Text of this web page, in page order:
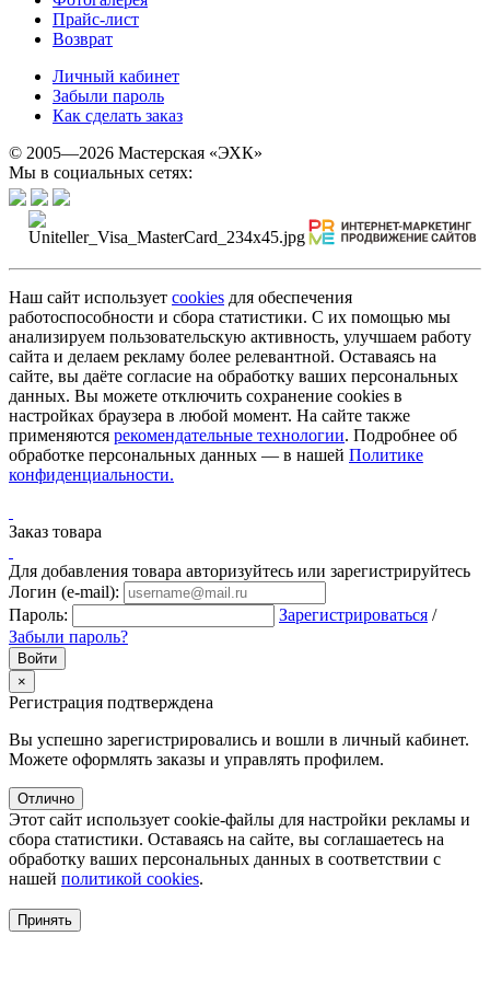
Прайс-лист
Возврат
Личный кабинет
Забыли пароль
Как сделать заказ
© 2005—2026 Мастерская «ЭХК»
Мы в социальных сетях:
Наш сайт использует cookies для обеспечения
работоспособности и сбора статистики. С их помощью мы
анализируем пользовательскую активность, улучшаем работу
сайта и делаем рекламу более релевантной. Оставаясь на
сайте, вы даёте согласие на обработку ваших персональных
данных. Вы можете отключить сохранение cookies в
настройках браузера в любой момент. На сайте также
применяются рекомендательные технологии. Подробнее об
обработке персональных данных — в нашей Политике
конфиденциальности.
Заказ товара
Для добавления товара авторизуйтесь или зарегистрируйтесь
Логин (e-mail):
Пароль:
Зарегистрироваться /
Забыли пароль?
×
Регистрация подтверждена
Вы успешно зарегистрировались и вошли в личный кабинет.
Можете оформлять заказы и управлять профилем.
Отлично
Этот сайт использует cookie-файлы для настройки рекламы и
сбора статистики. Оставаясь на сайте, вы соглашаетесь на
обработку ваших персональных данных в соответствии с
нашей политикой cookies.
Принять